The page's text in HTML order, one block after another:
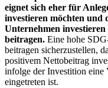
eignet sich eher für
investieren möchten
Unternehmen
beitragen. Eine hohe
beitragen sicherzustellen,
positivem Nettobeitrag
infolge der Investition eine
eingetreten ist.